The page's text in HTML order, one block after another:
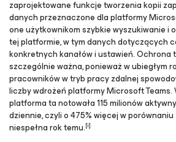
zaprojektowane funkcje tworzenia kopii
danych przeznaczone dla platformy
one użytkownikom szybkie wyszukiwanie i
tej platformie, w tym danych dotyczących
konkretnych kanałów i ustawień. Ochrona
szczególnie ważna, ponieważ w ubiegłym
pracowników w tryb pracy zdalnej
liczby wdrożeń platformy Microsoft Teams.
platforma ta notowała 115 milionów
dziennie, czyli o 475% więcej w
niespełna rok temu.[i]